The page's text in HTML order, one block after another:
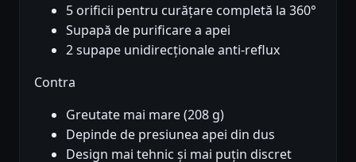
5 orificii pentru curățare completă la 360°
Supapă de purificare a apei
2 supape unidirecționale anti-reflux
Contra
Greutate mai mare (208 g)
Depinde de presiunea apei din dus
Design mai tehnic și mai puțin discret